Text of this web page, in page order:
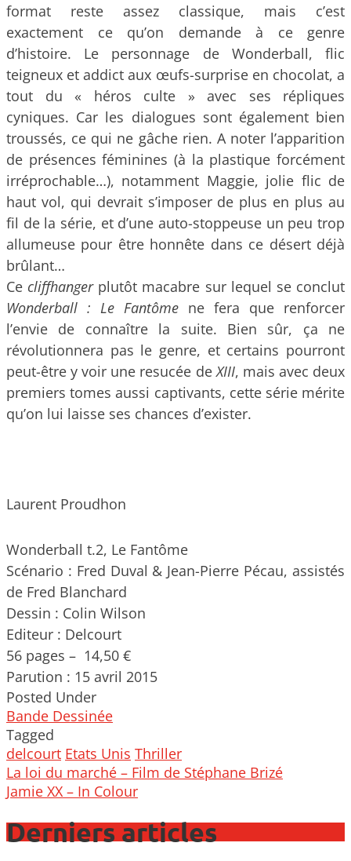
format reste assez classique, mais c’est
exactement ce qu’on demande à ce genre
d’histoire. Le personnage de Wonderball, flic
teigneux et addict aux œufs-surprise en chocolat, a
tout du « héros culte » avec ses répliques
cyniques. Car les dialogues sont également bien
troussés, ce qui ne gâche rien. A noter l’apparition
de présences féminines (à la plastique forcément
irréprochable…), notamment Maggie, jolie flic de
haut vol, qui devrait s’imposer de plus en plus au
fil de la série, et d’une auto-stoppeuse un peu trop
allumeuse pour être honnête dans ce désert déjà
brûlant…
Ce cliffhangerplutôt macabre sur lequel se conclut
Wonderball : Le Fantôme ne fera que renforcer
l’envie de connaître la suite. Bien sûr, ça ne
révolutionnera pas le genre, et certains pourront
peut-être y voir une resucée deXIII, mais avec deux
premiers tomes aussi captivants, cette série mérite
qu’on lui laisse ses chances d’exister.
Laurent Proudhon
Wonderball t.2, Le Fantôme
Scénario : Fred Duval & Jean-Pierre Pécau, assistés
de Fred Blanchard
Dessin : Colin Wilson
Editeur : Delcourt
56 pages – 14,50 €
Parution : 15 avril 2015
Posted Under
Bande Dessinée
Tagged
delcourt Etats Unis Thriller
Post
navigation
La loi du marché – Film de Stéphane Brizé
Jamie XX – In Colour
Derniers articles